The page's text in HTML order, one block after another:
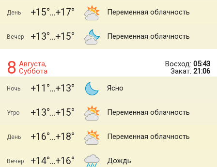
День +15 +17 Переменная облачность
Вечер +13 +15 Переменная облачность
8 Августа,
Суббота
Восход: 05:43
Закат: 21:06
Ночь +11 +13 Ясно
Утро +13 +15 Переменная облачность
День +16 +18 Переменная облачность
Вечер +14 +16 Дождь